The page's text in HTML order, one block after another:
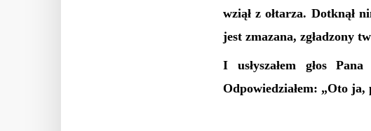
wziął z ołtarza. Dotknął
jest zmazana, zgładzony
I usłyszałem głos
Odpowiedziałem: „Oto